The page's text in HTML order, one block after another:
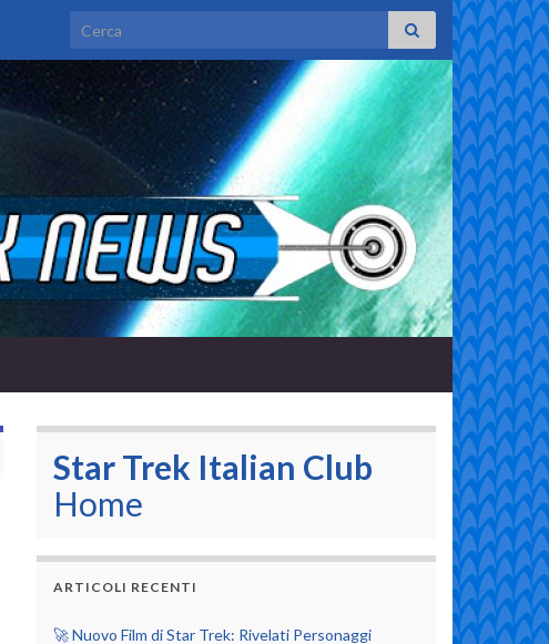
Search for:
Star Trek Italian Club
Home
ARTICOLI RECENTI
🚀 Nuovo Film di Star Trek: Rivelati Personaggi